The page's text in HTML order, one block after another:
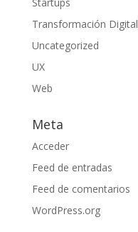
Startups
Transformación Digital
Uncategorized
UX
Web
Meta
Acceder
Feed de entradas
Feed de comentarios
WordPress.org